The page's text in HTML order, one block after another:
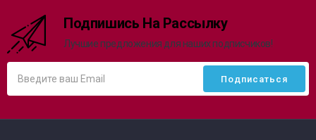
Подпишись На Рассылку
Лучшие предложения для наших подписчиков!